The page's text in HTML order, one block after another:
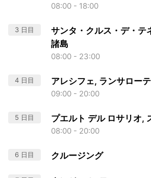
08:00 - 18:00
3 日目
サンタ・クルス・デ・テ
諸島
08:00 - 23:00
4 日目 アレシフェ, ランサロー
09:00 - 20:00
5 日目 プエルト デル ロサリオ,
08:00 - 20:00
6 日目 クルージング